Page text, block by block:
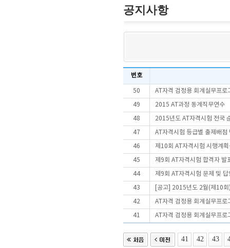
공지사항
번호
50 AT자격 검정용 회계실무프
49 2015 AT과정 동계직무연수
48 2015년도 AT자격시험 전국
47 AT자격시험 등급별 출제배점
46 제10회 AT자격시험 시행계
45 제9회 AT자격시험 합격자 발
44 제9회 AT자격시험 문제 및 답
43 [공고] 2015년도 2월(제10
42 AT자격 검정용 회계실무프
41 AT자격 검정용 회계실무프
41 42 43